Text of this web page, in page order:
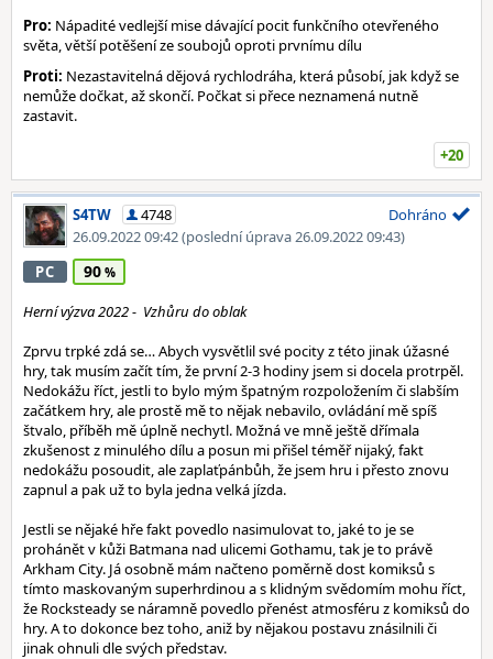
Pro: Nápadité vedlejší mise dávající pocit funkčního otevřeného
světa, větší potěšení ze soubojů oproti prvnímu dílu
Proti: Nezastavitelná dějová rychlodráha, která působí, jak když se
nemůže dočkat, až skončí. Počkat si přece neznamená nutně
zastavit.
+20
S4TW
4748
26.09.2022 09:42(poslední úprava 26.09.2022 09:43)
Dohráno
PC 90
Herní výzva 2022 - Vzhůru do oblak
Zprvu trpké zdá se… Abych vysvětlil své pocity z této jinak úžasné
hry, tak musím začít tím, že první 2-3 hodiny jsem si docela protrpěl.
Nedokážu říct, jestli to bylo mým špatným rozpoložením či slabším
začátkem hry, ale prostě mě to nějak nebavilo, ovládání mě spíš
štvalo, příběh mě úplně nechytl. Možná ve mně ještě dřímala
zkušenost z minulého dílu a posun mi přišel téměř nijaký, fakt
nedokážu posoudit, ale zaplaťpánbůh, že jsem hru i přesto znovu
zapnul a pak už to byla jedna velká jízda.
Jestli se nějaké hře fakt povedlo nasimulovat to, jaké to je se
prohánět v kůži Batmana nad ulicemi Gothamu, tak je to právě
Arkham City. Já osobně mám načteno poměrně dost komiksů s
tímto maskovaným superhrdinou a s klidným svědomím mohu říct,
že Rocksteady se náramně povedlo přenést atmosféru z komiksů do
hry. A to dokonce bez toho, aniž by nějakou postavu znásilnili či
jinak ohnuli dle svých představ.